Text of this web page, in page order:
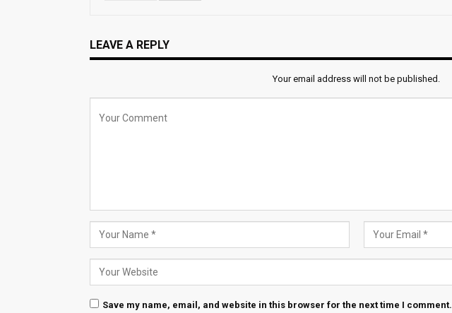
LEAVE A REPLY
Your email address will not be published.
Save my name, email, and website in this browser for the next time I comment.